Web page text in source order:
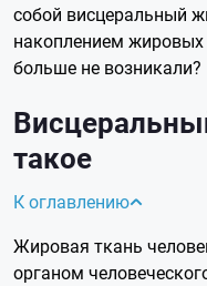
собой висцеральный
накоплением жировых
больше не возникали?
такое
К оглавлению
Жировая ткань
органом